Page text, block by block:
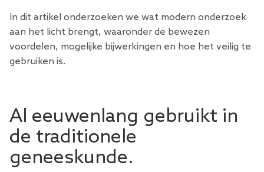
In dit artikel onderzoeken we wat modern onderzoek
aan het licht brengt, waaronder de bewezen
voordelen, mogelijke bijwerkingen en hoe het veilig te
gebruiken is.
Al eeuwenlang gebruikt in
de traditionele
geneeskunde.